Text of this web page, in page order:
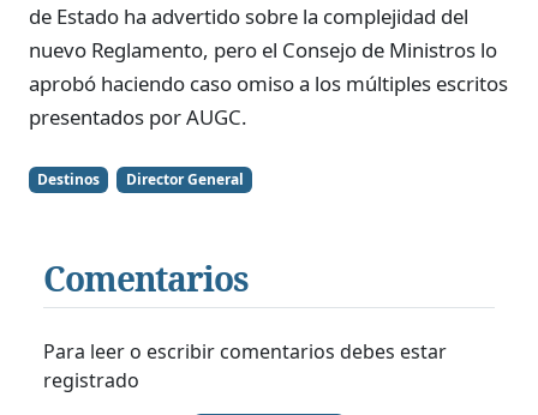
de Estado ha advertido sobre la complejidad del
nuevo Reglamento, pero el Consejo de Ministros lo
aprobó haciendo caso omiso a los múltiples escritos
presentados por AUGC.
Destinos Director General
Comentarios
Para leer o escribir comentarios debes estar
registrado